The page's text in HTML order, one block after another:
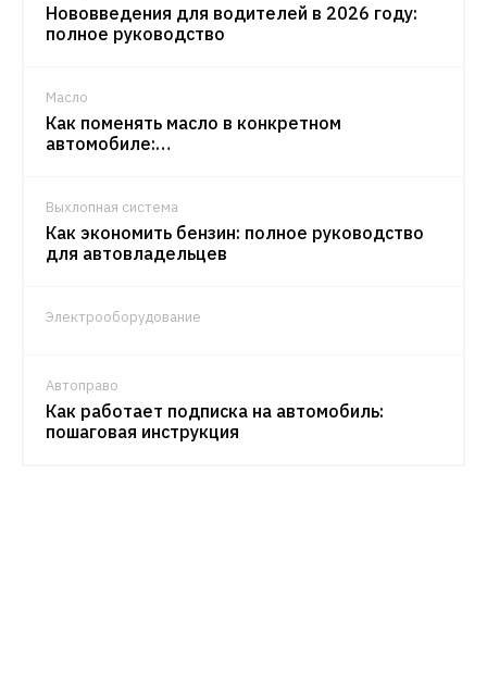
Нововведения для водителей в 2026 году:
полное руководство
Масло
Как поменять масло в конкретном
автомобиле:…
Выхлопная система
Как экономить бензин: полное руководство
для автовладельцев
Электрооборудование
Автоправо
Как работает подписка на автомобиль:
пошаговая инструкция